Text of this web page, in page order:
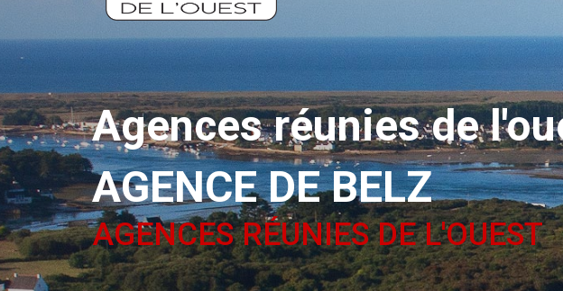
Agences réunies de
AGENCE DE BELZ
AGENCES RÉUNIES DE L'OUEST